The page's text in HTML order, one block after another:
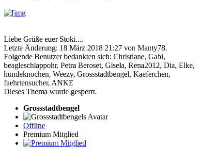
Liebe Grüße euer Stoki....
Letzte Änderung: 18 März 2018 21:27 von Manty78.
Folgende Benutzer bedankten sich: Christiane, Gabi,
beagleschlappohr, Petra Beroset, Gisela, Rena2012, Dia, Elke,
hundeknochen, Weezy, Grossstadtbengel, Kaeferchen,
faehrtensucher, ANKE
Dieses Thema wurde gesperrt.
Grossstadtbengel
Offline
Premium Mitglied